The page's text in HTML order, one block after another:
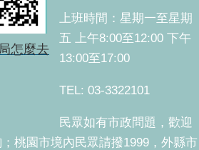
怎麼去
上班時間：星期一至星期
五 上午8:00至12:00 下午
13:00至17:00
TEL: 03-3322101
民眾如有市政問題，歡迎
桃園市境內民眾請撥1999，外縣市